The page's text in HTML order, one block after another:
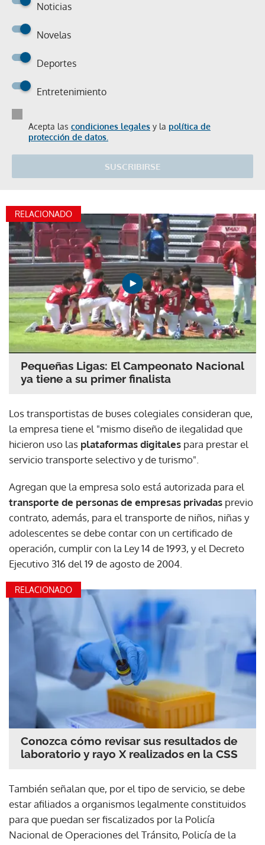
Noticias
Novelas
Deportes
Entretenimiento
Acepta las condiciones legales y la política de
protección de datos.
SUSCRIBIRSE
RELACIONADO
Pequeñas Ligas: El Campeonato Nacional
ya tiene a su primer finalista
Los transportistas de buses colegiales consideran que,
la empresa tiene el "mismo diseño de ilegalidad que
hicieron uso las plataformas digitales para prestar el
servicio transporte selectivo y de turismo".
Agregan que la empresa solo está autorizada para el
transporte de personas de empresas privadas previo
contrato, además, para el transporte de niños, niñas y
adolescentes se debe contar con un certificado de
operación, cumplir con la Ley 14 de 1993, y el Decreto
Ejecutivo 316 del 19 de agosto de 2004.
RELACIONADO
Conozca cómo revisar sus resultados de
laboratorio y rayo X realizados en la CSS
También señalan que, por el tipo de servicio, se debe
estar afiliados a organismos legalmente constituidos
para que puedan ser fiscalizados por la Policía
Nacional de Operaciones del Tránsito, Policía de la